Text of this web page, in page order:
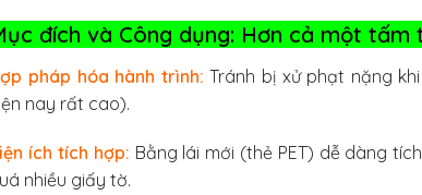
đích và Công dụng: Hơn cả một tấm
pháp hóa hành trình: Tránh bị xử phạt nặng
nay rất cao).
ích tích hợp: Bằng lái mới (thẻ PET) dễ dàng
nhiều giấy tờ.